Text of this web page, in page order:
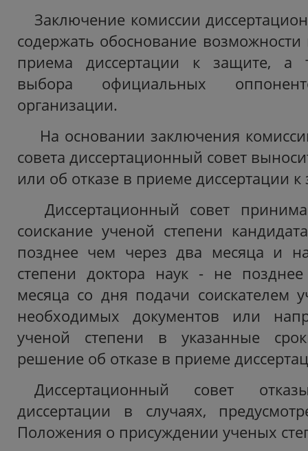
Заключение комиссии
содержать обоснование
приема диссертации к защите, а
выбора официальных
организации.
На основании заключения
совета диссертационный совет
или об отказе в приеме диссертации
Диссертационный совет
соискание ученой степени
позднее чем через два месяца и
степени доктора наук - не
месяца со дня подачи соискателем
необходимых документов или
ученой степени в указанные
решение об отказе в приеме
Диссертационный совет
диссертации в случаях,
Положения о присуждении ученых